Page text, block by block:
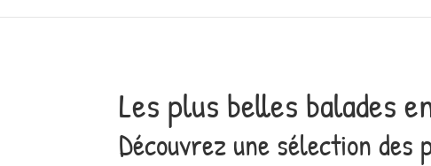
Les plus belles balades
Découvrez une sélection des